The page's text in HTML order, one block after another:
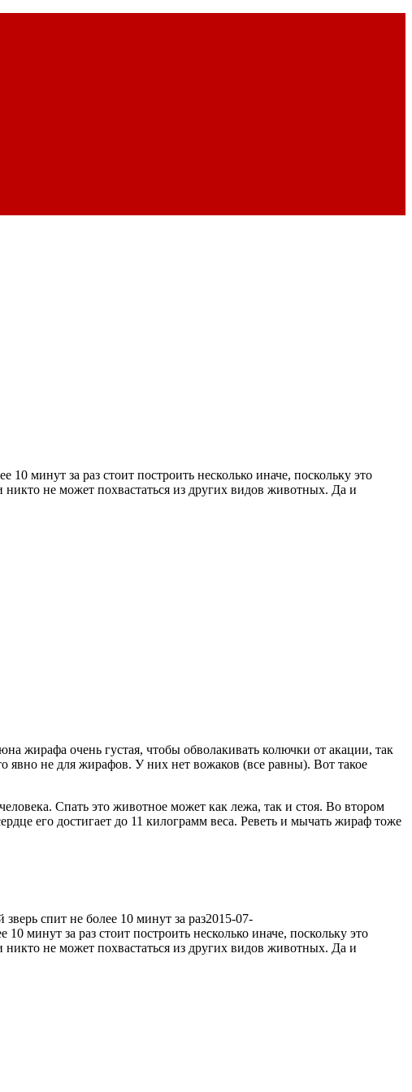
минут за раз стоит построить несколько иначе, поскольку это
никто не может похвастаться из других видов животных. Да и
жирафа очень густая, чтобы обволакивать колючки от акации, так
явно не для жирафов. У них нет вожаков (все равны). Вот такое
Спать это животное может как лежа, так и стоя. Во втором
его достигает до 11 килограмм веса. Реветь и мычать жираф тоже
спит не более 10 минут за раз2015-07-
минут за раз стоит построить несколько иначе, поскольку это
никто не может похвастаться из других видов животных. Да и